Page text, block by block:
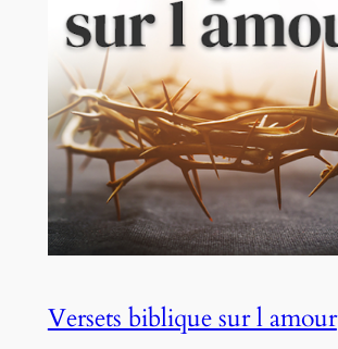
Versets biblique sur l amour